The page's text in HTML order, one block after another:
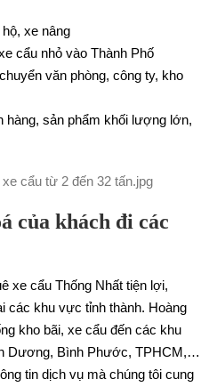
xe nâng
cẩu nhỏ vào Thành Phố
văn phòng, công ty, kho
hàng, sản phẩm khối lượng lớn,
của khách đi các
xe cẩu Thống Nhất tiện lợi,
các khu vực tỉnh thành. Hoàng
kho bãi, xe cẩu đến các khu
Dương, Bình Phước, TPHCM,…
tin dịch vụ mà chúng tôi cung